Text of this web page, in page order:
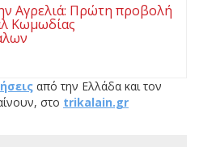
Αγρελιά: Πρώτη προβολή
Κωμωδίας
από την Ελλάδα και τον
στο trikalain.gr